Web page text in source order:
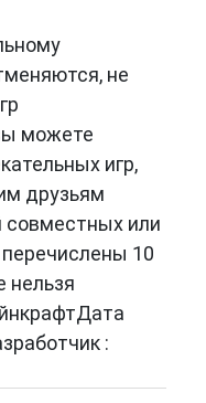
не
можете
игр,
друзьям
совместных или
10
нельзя
: